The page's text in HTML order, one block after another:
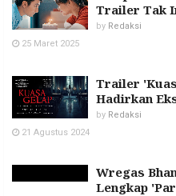
Trailer Tak
by Redaksi
25 Maret 2025
Trailer
Hadirkan
by Redaksi
21 Agustus 2024
Wregas
Lengkap